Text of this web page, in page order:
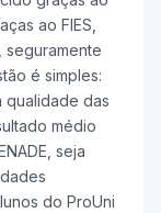
ao FIES,
é simples:
qualidade das
médio
seja
do ProUni